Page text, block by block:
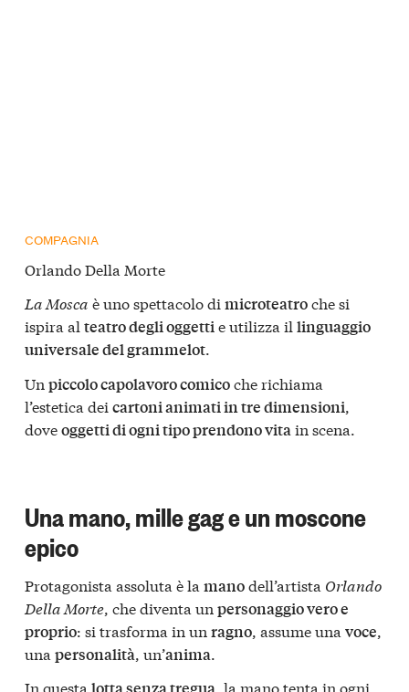
COMPAGNIA
Orlando Della Morte
La Mosca è uno spettacolo di microteatroche si
ispira al teatro degli oggettie utilizza il linguaggio
universale del grammelot.
Un piccolo capolavoro comicoche richiama
l’estetica dei cartoni animati in tre dimensioni,
doveoggetti di ogni tipo prendono vitain scena.
Una mano, mille gag e un moscone
epico
Protagonista assoluta è la manodell’artista Orlando
Della Morte , che diventa un personaggio vero e
proprio: si trasforma in un ragno , assume una voce
una personalità , un’anima
In questa
, la mano tenta in ogni